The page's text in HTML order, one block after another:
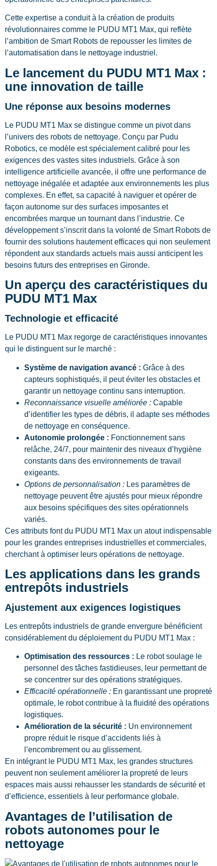
Cette expertise a conduit à la création de produits
révolutionnaires comme le PUDU MT1 Max, qui reflète
l’ambition de Smart Robots de repousser les limites de
l’automatisation dans le nettoyage industriel.
Le lancement du PUDU MT1 Max :
une innovation de taille
Une réponse aux besoins modernes
Le PUDU MT1 Max se distingue comme un pivot dans
l’univers des robots de nettoyage. Conçu par Pudu
Robotics, ce modèle est spécialement calibré pour les
exigences des vastes sites industriels. Grâce à son
intelligence artificielle avancée, il offre une performance de
nettoyage inégalée et adaptée aux environnements les plus
complexes. En effet, sa capacité à naviguer et opérer de
façon autonome sur des surfaces imposantes et
encombrées marque un tournant dans l’industrie. Ce
développement s’inscrit dans la volonté de Smart Robots de
fournir des solutions hautement efficaces qui non seulement
répondent aux standards actuels mais aussi anticipent les
besoins futurs des entreprises en Gironde.
Un aperçu des caractéristiques du
PUDU MT1 Max
Technologie et efficacité
Le PUDU MT1 Max regorge de caractéristiques innovantes
qui le distinguent sur le marché :
Système de navigation avancé : Grâce à des
capteurs sophistiqués, il peut éviter les obstacles et
garantir un nettoyage continu sans interruption.
Reconnaissance visuelle améliorée : Capable
d’identifier les types de débris, il adapte ses méthodes
de nettoyage en conséquence.
Autonomie prolongée : Fonctionnement sans
relâche, 24/7, pour maintenir des niveaux d’hygiène
constants dans des environnements de travail
exigeants.
Options de personnalisation : Les paramètres de
nettoyage peuvent être ajustés pour mieux répondre
aux besoins spécifiques des sites opérationnels
variés.
Ces attributs font du PUDU MT1 Max un atout indispensable
pour les grandes entreprises industrielles et commerciales,
cherchant à optimiser leurs opérations de nettoyage.
Les applications dans les grands
entrepôts industriels
Ajustement aux exigences logistiques
Les entrepôts industriels de grande envergure bénéficient
considérablement du déploiement du PUDU MT1 Max :
Optimisation des ressources : Le robot soulage le
personnel des tâches fastidieuses, leur permettant de
se concentrer sur des opérations stratégiques.
Efficacité opérationnelle : En garantissant une propreté
optimale, le robot contribue à la fluidité des opérations
logistiques.
Amélioration de la sécurité : Un environnement
propre réduit le risque d’accidents liés à
l’encombrement ou au glissement.
En intégrant le PUDU MT1 Max, les grandes structures
peuvent non seulement améliorer la propreté de leurs
espaces mais aussi rehausser les standards de sécurité et
d’efficience, essentiels à leur performance globale.
Avantages de l’utilisation de
robots autonomes pour le
nettoyage